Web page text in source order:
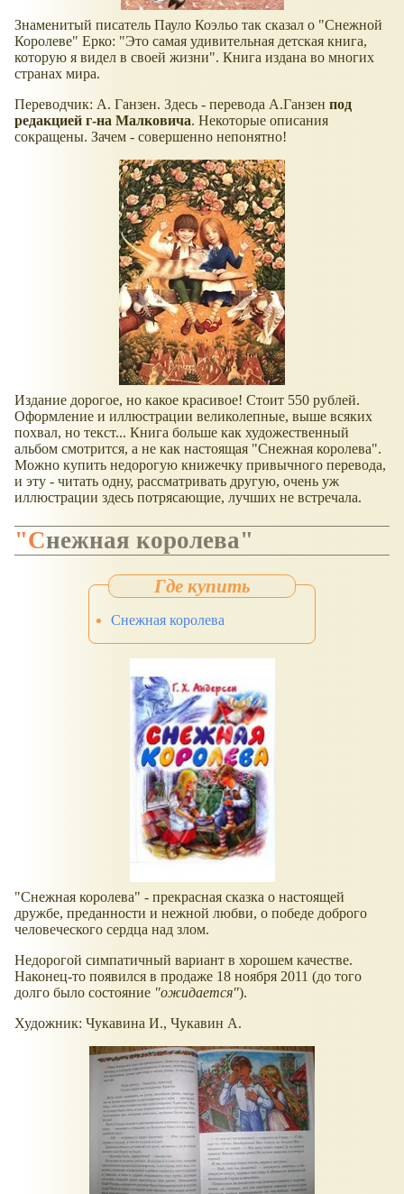
Знаменитый писатель Пауло Коэльо так сказал о "Снежной
Королеве" Ерко: "Это самая удивительная детская книга,
которую я видел в своей жизни". Книга издана во многих
странах мира.
Переводчик: А. Ганзен. Здесь - перевода А.Ганзен под
редакцией г-на Малковича. Некоторые описания
сокращены. Зачем - совершенно непонятно!
Издание дорогое, но какое красивое! Стоит 550 рублей.
Оформление и иллюстрации великолепные, выше всяких
похвал, но текст... Книга больше как художественный
альбом смотрится, а не как настоящая "Снежная королева".
Можно купить недорогую книжечку привычного перевода,
и эту - читать одну, рассматривать другую, очень уж
иллюстрации здесь потрясающие, лучших не встречала.
"Снежная королева"
Снежная королева
"Снежная королева" - прекрасная сказка о настоящей
дружбе, преданности и нежной любви, о победе доброго
человеческого сердца над злом.
Недорогой симпатичный вариант в хорошем качестве.
Наконец-то появился в продаже 18 ноября 2011 (до того
долго было состояние "ожидается").
Художник: Чукавина И., Чукавин А.